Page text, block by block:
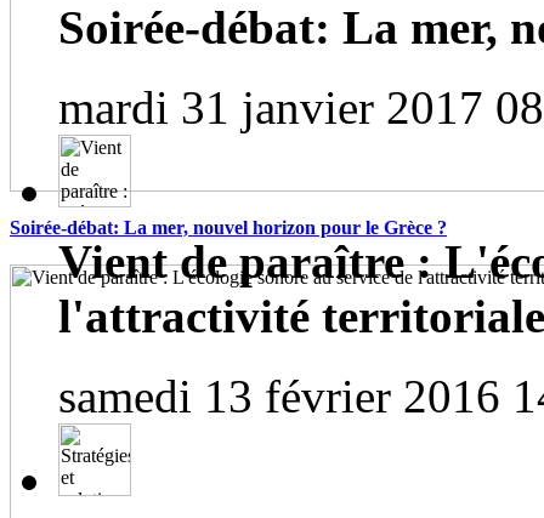
Soirée-débat: La mer, nouvel horizon pour le Grèce ?
Soirée-débat: La mer,
mardi 31 janvier 2017
Vient de paraître :
l'attractivité territoriale
samedi 13 février 2016